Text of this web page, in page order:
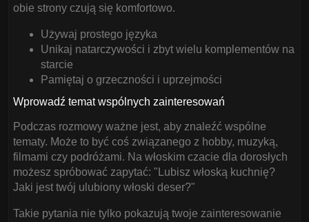
obie strony czują się komfortowo.
Używaj prostego języka
Unikaj natarczywości i zbyt wielu komplementów na
starcie
Pamiętaj o grzeczności i uprzejmości
Wprowadź temat wspólnych zainteresowań
Podczas rozmowy ważne jest, aby znaleźć wspólne
tematy. Może to być coś związanego z hobby, muzyką,
filmami czy podróżami. Na włoskim czacie dla dorosłych
możesz spróbować zapytać: "Lubisz włoską kuchnię?
Jaki jest twój ulubiony włoski deser?"
Takie pytania nie tylko pokazują twoje zainteresowanie